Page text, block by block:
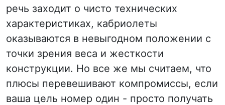
речь заходит о чисто технических
характеристиках, кабриолеты
оказываются в невыгодном положении с
точки зрения веса и жесткости
конструкции. Но все же мы считаем, что
плюсы перевешивают компромиссы, если
ваша цель номер один - просто получать